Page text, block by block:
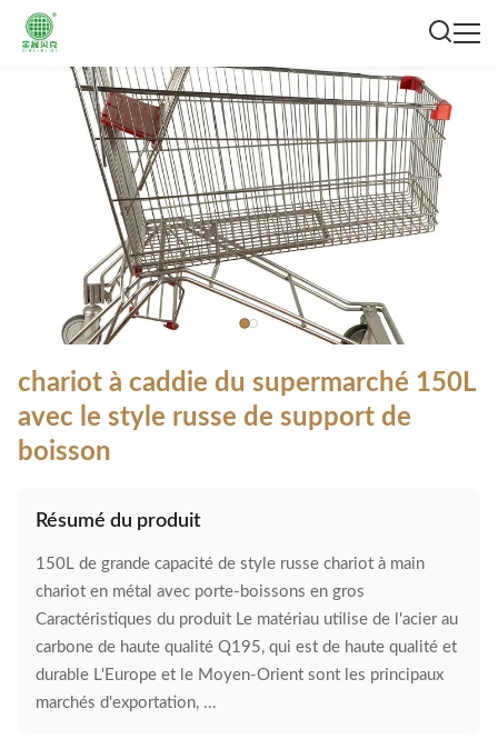
chariot à caddie du supermarché 150L
avec le style russe de support de
boisson
Résumé du produit
150L de grande capacité de style russe chariot à main
chariot en métal avec porte-boissons en gros
Caractéristiques du produit Le matériau utilise de l'acier au
carbone de haute qualité Q195, qui est de haute qualité et
durable L'Europe et le Moyen-Orient sont les principaux
marchés d'exportation, ...